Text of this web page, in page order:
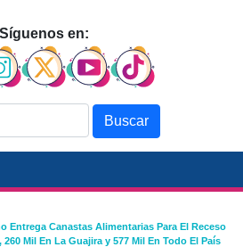
Síguenos en:
Entrega Canastas Alimentarias Para El Receso
Mil En La Guajira y 577 Mil En Todo El País